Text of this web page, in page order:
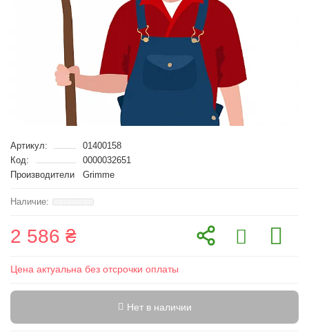
Артикул:
01400158
Код:
0000032651
Производители
Grimme
2 586 ₴
Цена актуальна без отсрочки оплаты
Нет в наличии